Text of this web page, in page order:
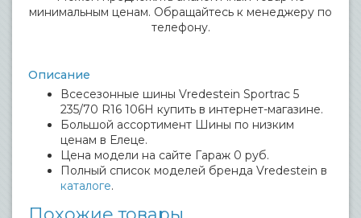
минимальным ценам. Обращайтесь к менеджеру по
телефону.
Описание
Всесезонные шины Vredestein Sportrac 5
235/70 R16 106H купить в интернет-магазине.
Большой ассортимент Шины по низким
ценам в Елеце.
Цена модели на сайте Гараж 0 руб.
Полный список моделей бренда Vredestein в
каталоге.